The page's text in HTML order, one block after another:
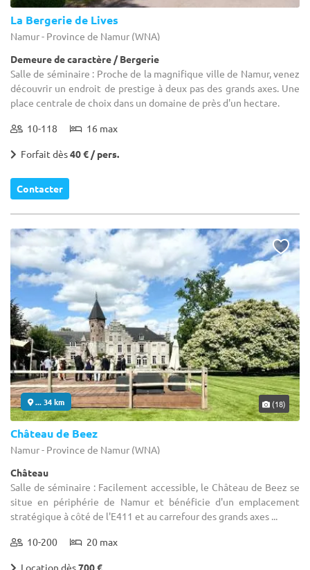
La Bergerie de Lives
Namur - Province de Namur (WNA)
Demeure de caractère / Bergerie
Salle de séminaire : Proche de la magnifique ville de Namur, venez
découvrir un endroit de prestige à deux pas des grands axes. Une
place centrale de choix dans un domaine de près d'un hectare.
10-118 16 max
Forfait dès40 € / pers.
Contacter
... 34 km (18)
Château de Beez
Namur - Province de Namur (WNA)
Château
Salle de séminaire : Facilement accessible, le Château de Beez se
situe en périphérie de Namur et bénéficie d'un emplacement
stratégique à côté de l'E411 et au carrefour des grands axes ...
10-200 20 max
Location dès700 €